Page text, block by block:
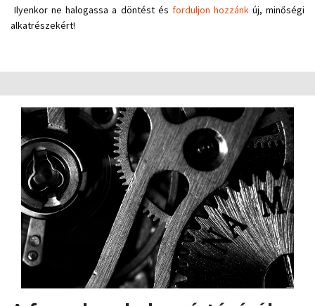
Ilyenkor ne halogassa a döntést és forduljon hozzánkúj, minőségi
alkatrészekért!